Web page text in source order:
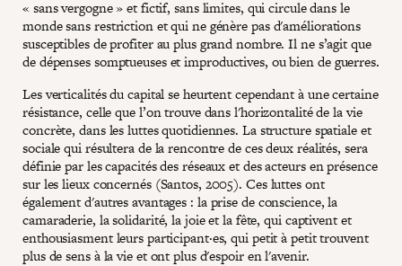
« sans vergogne » et fictif, sans limites, qui circule dans le
monde sans restriction et qui ne génère pas d'améliorations
susceptibles de profiter au plus grand nombre. Il ne s’agit que
de dépenses somptueuses et improductives, ou bien de guerres.
Les verticalités du capital se heurtent cependant à une certaine
résistance, celle que l’on trouve dans l'horizontalité de la vie
concrète, dans les luttes quotidiennes. La structure spatiale et
sociale qui résultera de la rencontre de ces deux réalités, sera
définie par les capacités des réseaux et des acteurs en présence
sur les lieux concernés (Santos, 2005). Ces luttes ont
également d'autres avantages : la prise de conscience, la
camaraderie, la solidarité, la joie et la fête, qui captivent et
enthousiasment leurs participant·es, qui petit à petit trouvent
plus de sens à la vie et ont plus d'espoir en l'avenir.